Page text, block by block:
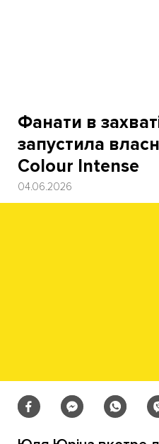
Фанати в
запустила
Colour Intense
04.06.2026